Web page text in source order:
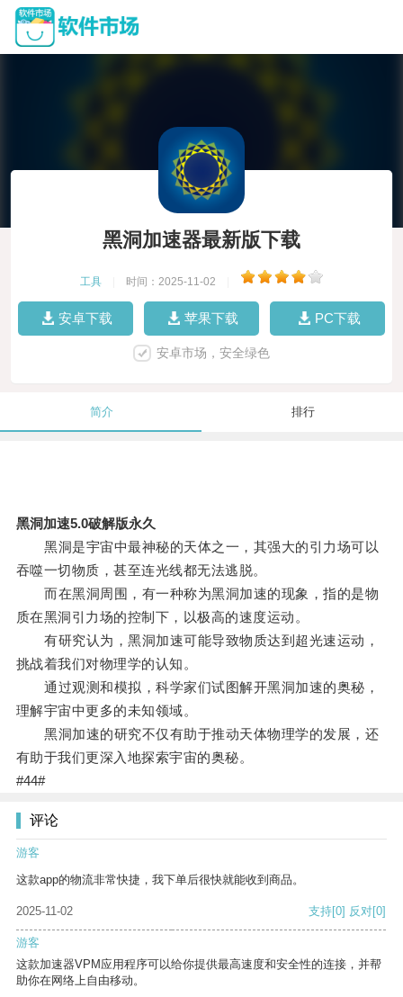
黑洞加速器最新版下载
工具 时间：2025-11-02
安卓下载 苹果下载 PC下载
安卓市场，安全绿色
简介 排行
黑洞加速5.0破解版永久
黑洞是宇宙中最神秘的天体之一，其强大的引力场可以
吞噬一切物质，甚至连光线都无法逃脱。
而在黑洞周围，有一种称为黑洞加速的现象，指的是物
质在黑洞引力场的控制下，以极高的速度运动。
有研究认为，黑洞加速可能导致物质达到超光速运动，
挑战着我们对物理学的认知。
通过观测和模拟，科学家们试图解开黑洞加速的奥秘，
理解宇宙中更多的未知领域。
黑洞加速的研究不仅有助于推动天体物理学的发展，还
有助于我们更深入地探索宇宙的奥秘。
#44#
评论
游客
这款app的物流非常快捷，我下单后很快就能收到商品。
2025-11-02 支持[0] 反对[0]
游客
这款加速器VPM应用程序可以给你提供最高速度和安全性的连接，并帮
助你在网络上自由移动。